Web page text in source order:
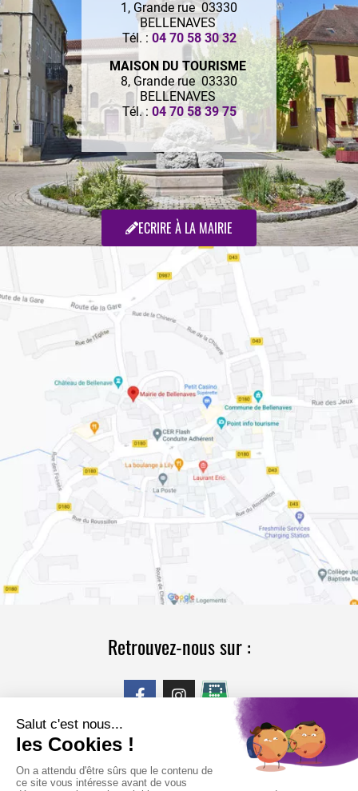
1, Grande rue 03330
BELLENAVES
Tél. : 04 70 58 30 32
MAISON DU TOURISME
8, Grande rue 03330
BELLENAVES
Tél. : 04 70 58 39 75
ECRIRE À LA MAIRIE
Retrouvez-nous sur :